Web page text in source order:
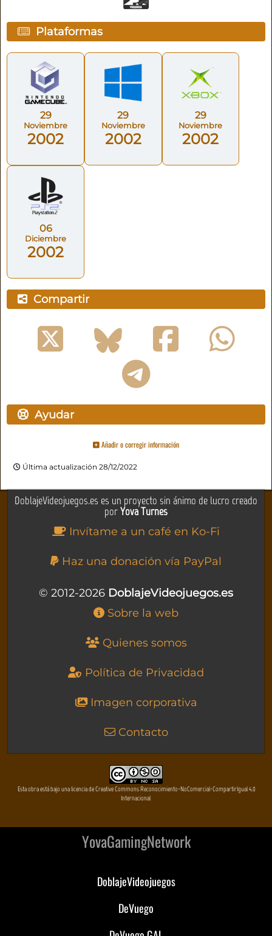
Plataformas
29
Noviembre
2002
29
Noviembre
2002
29
Noviembre
2002
06
Diciembre
2002
Compartir
Ayudar
Añadir o corregir información
Última actualización 28/12/2022
DoblajeVideojuegos.es es un proyecto sin ánimo de lucro creado
porYova Turnes
Invítame a un café en Ko-Fi
Haz una donación vía PayPal
© 2012-2026 DoblajeVideojuegos.es
Sobre la web
Quienes somos
Política de Privacidad
Imagen corporativa
Contacto
Esta obra está bajo una licencia de Creative Commons Reconocimiento-NoComercial-CompartirIgual 4.0
Internacional
YovaGamingNetwork
DoblajeVideojuegos
DeVuego